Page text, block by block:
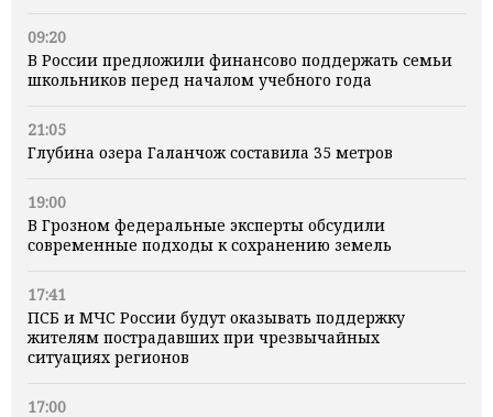
09:20
В России предложили финансово поддержать семьи
школьников перед началом учебного года
21:05
Глубина озера Галанчож составила 35 метров
19:00
В Грозном федеральные эксперты обсудили
современные подходы к сохранению земель
17:41
ПСБ и МЧС России будут оказывать поддержку
жителям пострадавших при чрезвычайных
ситуациях регионов
17:00